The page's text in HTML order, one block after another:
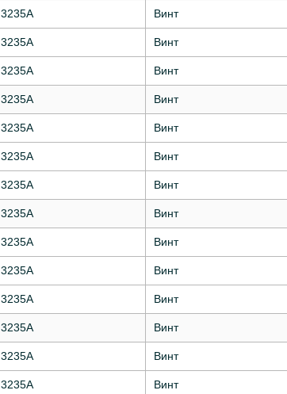
3235А Винт
3235А Винт
3235А Винт
3235А Винт
3235А Винт
3235А Винт
3235А Винт
3235А Винт
3235А Винт
3235А Винт
3235А Винт
3235А Винт
3235А Винт
3235А Винт